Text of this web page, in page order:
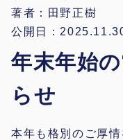
著者：
田野正樹
公開日：
年末年始
らせ
本年も格別のご厚